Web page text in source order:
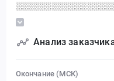
Анализ
Окончание (МСК)